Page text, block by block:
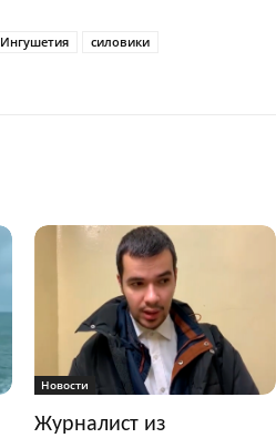
Ингушетия силовики
Новости
Журналист из